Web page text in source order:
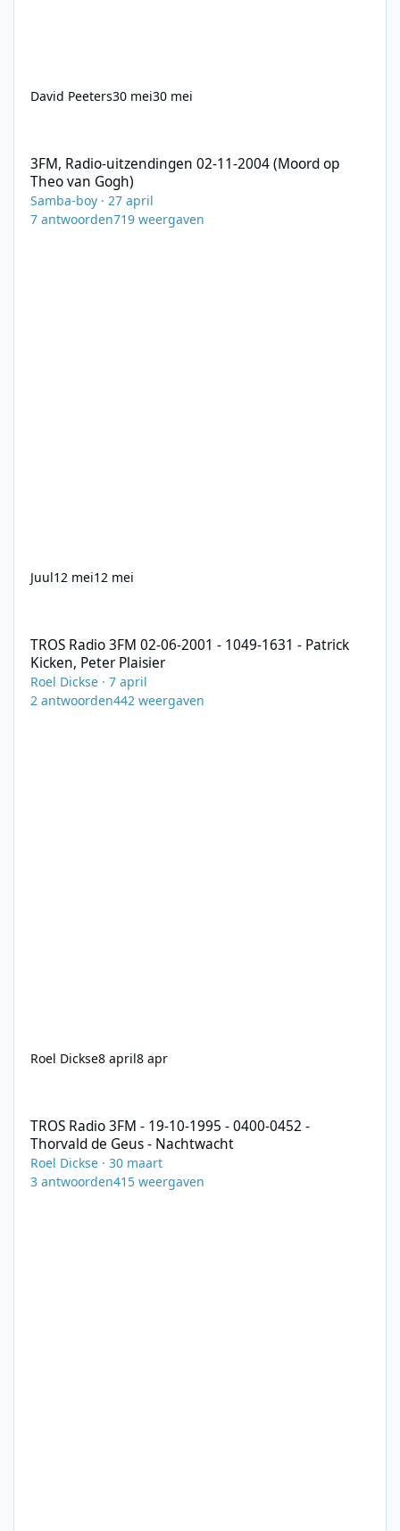
David Peeters30 mei30 mei
3FM, Radio-uitzendingen 02-11-2004 (Moord op
Theo van Gogh)
Samba-boy ·27 april
7 antwoorden719 weergaven
Juul12 mei12 mei
TROS Radio 3FM 02-06-2001 - 1049-1631 - Patrick
Kicken, Peter Plaisier
Roel Dickse ·7 april
2 antwoorden442 weergaven
Roel Dickse8 april8 apr
TROS Radio 3FM - 19-10-1995 - 0400-0452 -
Thorvald de Geus - Nachtwacht
Roel Dickse ·30 maart
3 antwoorden415 weergaven